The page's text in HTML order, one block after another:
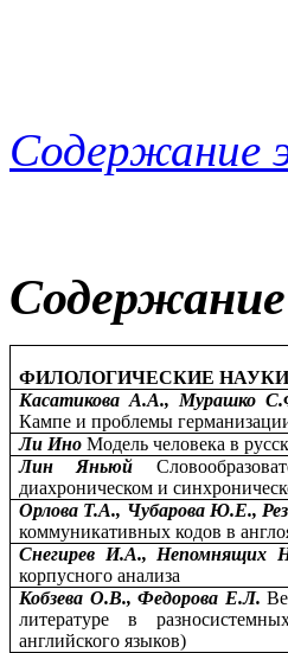
Содержание
Содержание
ФИЛОЛОГИЧЕСКИЕ
Касатикова А.А., Мурашко
Кампе и проблемы
Ли ИноМодель человека в
Лин Яньюй
диахроническом и
Орлова Т.А., Чубарова Ю.Е.,
коммуникативных кодов в
Снегирев И.А., Непомнящих
корпусного анализа
Кобзева О.В., Федорова Е.Л.
литературе в
английского языков)